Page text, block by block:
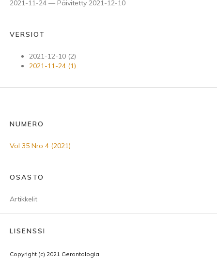
2021-11-24 — Päivitetty 2021-12-10
VERSIOT
2021-12-10 (2)
2021-11-24 (1)
NUMERO
Vol 35 Nro 4 (2021)
OSASTO
Artikkelit
LISENSSI
Copyright (c) 2021 Gerontologia